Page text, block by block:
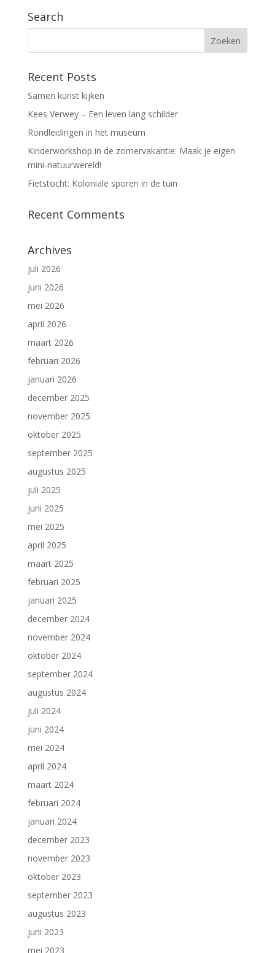
Search
Recent Posts
Samen kunst kijken
Kees Verwey – Een leven lang schilder
Rondleidingen in het museum
Kinderworkshop in de zomervakantie: Maak je eigen
mini-natuurwereld!
Fietstocht: Koloniale sporen in de tuin
Recent Comments
Archives
juli 2026
juni 2026
mei 2026
april 2026
maart 2026
februari 2026
januari 2026
december 2025
november 2025
oktober 2025
september 2025
augustus 2025
juli 2025
juni 2025
mei 2025
april 2025
maart 2025
februari 2025
januari 2025
december 2024
november 2024
oktober 2024
september 2024
augustus 2024
juli 2024
juni 2024
mei 2024
april 2024
maart 2024
februari 2024
januari 2024
december 2023
november 2023
oktober 2023
september 2023
augustus 2023
juni 2023
mei 2023